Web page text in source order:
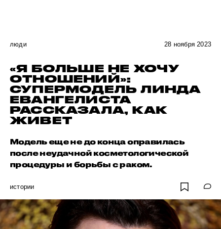
люди 28 ноября 2023
«Я БОЛЬШЕ НЕ ХОЧУ
ОТНОШЕНИЙ»:
СУПЕРМОДЕЛЬ ЛИНДА
ЕВАНГЕЛИСТА
РАССКАЗАЛА, КАК
ЖИВЕТ
Модель еще не до конца оправилась
после неудачной косметологической
процедуры и борьбы с раком.
истории